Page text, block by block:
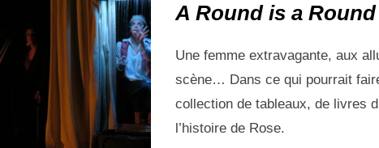
A Round is a Round
Une femme extravagante, aux
scène… Dans ce qui pourrait
collection de tableaux, de livres
l’histoire de Rose.